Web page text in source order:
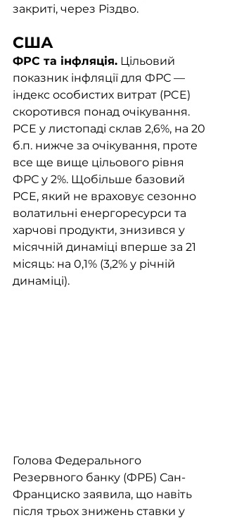
закриті, через Різдво.
США
ФРС та інфляція. Цільовий
показник інфляції для ФРС —
індекс особистих витрат (PCE)
скоротився понад очікування.
PCE у листопаді склав 2,6%, на 20
б.п. нижче за очікування, проте
все ще вище цільового рівня
ФРС у 2%. Щобільше базовий
PCE, який не враховує сезонно
волатильні енергоресурси та
харчові продукти, знизився у
місячній динаміці вперше за 21
місяць: на 0,1% (3,2% у річній
динаміці).
Голова Федерального
Резервного банку (ФРБ) Сан-
Франциско заявила, що навіть
після трьох знижень ставки у